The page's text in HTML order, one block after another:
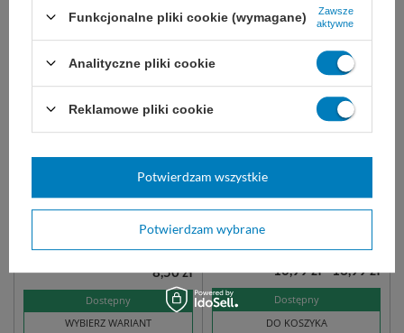
STERYLNA
Jednorazowa pęseta z ząbkami
1x2. Jałowe szczypce gładkie.
Dostępny
WYBIERZ WARIANT
8,50 zł
nitrylowe bezpudrowe
niebieskie (100 szt.)
niesterylne, do badań
diagnostycznych.
Dostępny
DO KOSZYKA
10,99 zł - 13,99 zł
Funkcjonalne pliki cookie (wymagane)
Zawsze
aktywne
Analityczne pliki cookie
Reklamowe pliki cookie
Potwierdzam wybrane
Potwierdzam wszystkie